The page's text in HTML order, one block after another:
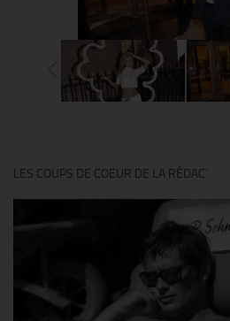
LES COUPS DE COEUR DE LA RÉDAC’